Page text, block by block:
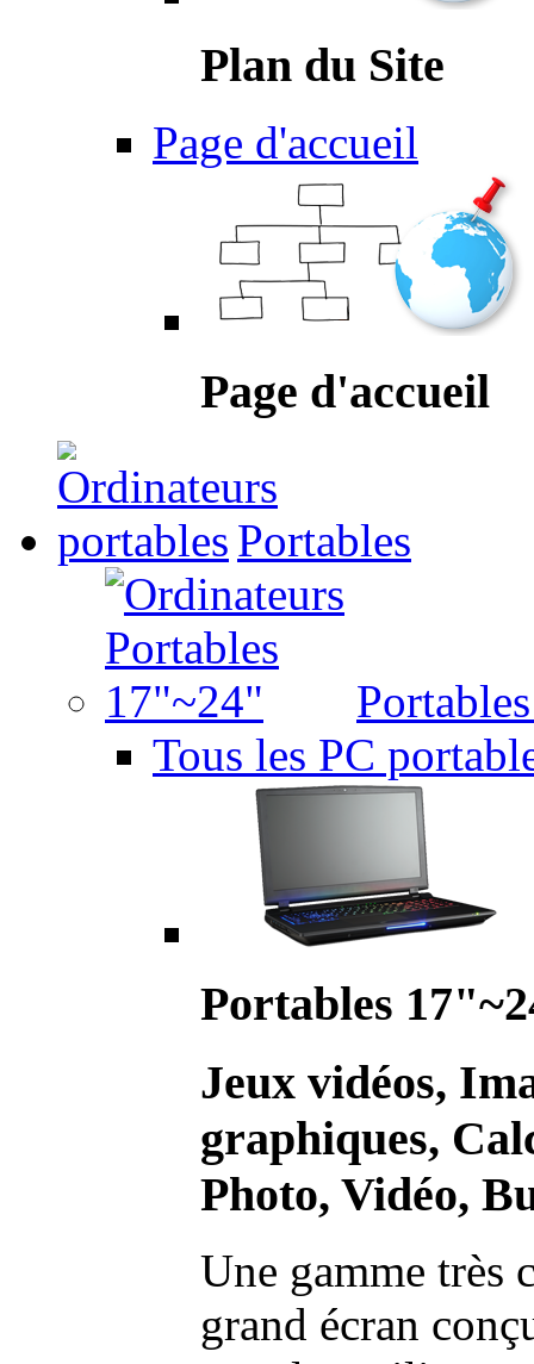
Plan du Site
Page d'accueil
Page d'accueil
Portables
Tous les PC
Portables
Jeux vidéos,
graphiques,
Photo, Vidéo,
Une gamme très
grand écran